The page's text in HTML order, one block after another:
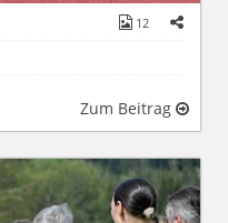
12
Zum Beitrag